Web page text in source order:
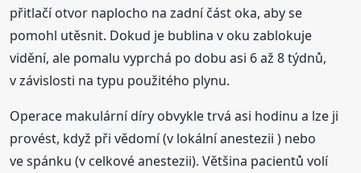
přitlačí otvor naplocho na zadní část oka, aby se
pomohl utěsnit. Dokud je bublina v oku zablokuje
vidění, ale pomalu vyprchá po dobu asi 6 až 8 týdnů,
v závislosti na typu použitého plynu.
Operace makulární díry obvykle trvá asi hodinu a lze ji
provést, když při vědomí (v lokální anestezii ) nebo
ve spánku (v celkové anestezii). Většina pacientů volí